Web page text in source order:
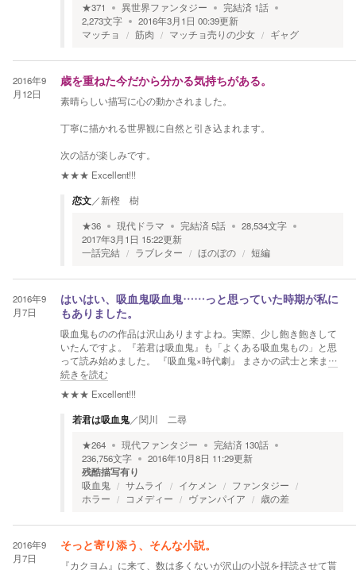
★371 異世界ファンタジー 完結済 1話
2,273文字 2016年3月1日 00:39更新
マッチョ
筋肉 マッチョ売りの少女 ギャグ
2016年9
月12日
歳を重ねた今だから分かる気持ちがある。
素晴らしい描写に心の動かされました。
丁寧に描かれる世界観に自然と引き込まれます。
次の話が楽しみです。
★★★ Excellent!!!
恋文／新樫 樹
★36 現代ドラマ 完結済5話 28,534文字
2017年3月1日 15:22更新
一話完結
ラブレター ほのぼの 短編
2016年9
月7日
はいはい、吸血鬼吸血鬼……っと思っていた時期が私に
もありました。
吸血鬼ものの作品は沢山ありますよね。実際、少し飽き飽きして
いたんですよ。『若君は吸血鬼』も「よくある吸血鬼もの」と思
って読み始めました。 『吸血鬼×時代劇』 まさかの武士と来ま …
続きを読む
★★★ Excellent!!!
若君は吸血鬼／関川 二尋
★264 現代ファンタジー 完結済 130話
236,756文字 2016年10月8日 11:29更新
残酷描写有り
吸血鬼 サムライ イケメン
ファンタジー
ホラー
コメディー ヴァンパイア 歳の差
2016年9
月7日
そっと寄り添う、そんな小説。
『カクヨム』に来て、数は多くないが沢山の小説を拝読させて貰